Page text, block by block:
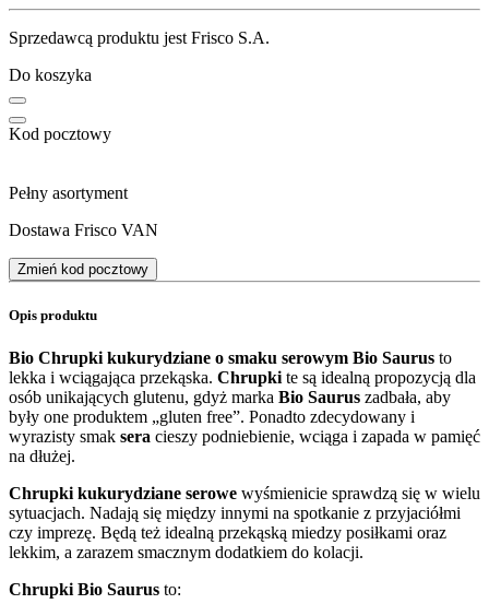
Sprzedawcą produktu jest Frisco S.A.
Do koszyka
Kod pocztowy
Pełny asortyment
Dostawa Frisco VAN
Zmień kod pocztowy
Opis produktu
Bio Chrupki kukurydziane o smaku serowym Bio Saurus to
lekka i wciągająca przekąska. Chrupki te są idealną propozycją dla
osób unikających glutenu, gdyż marka Bio Saurus zadbała, aby
były one produktem „gluten free”. Ponadto zdecydowany i
wyrazisty smak sera cieszy podniebienie, wciąga i zapada w pamięć
na dłużej.
Chrupki kukurydziane serowe wyśmienicie sprawdzą się w wielu
sytuacjach. Nadają się między innymi na spotkanie z przyjaciółmi
czy imprezę. Będą też idealną przekąską miedzy posiłkami oraz
lekkim, a zarazem smacznym dodatkiem do kolacji.
Chrupki Bio Saurus to: